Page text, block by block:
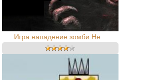
Игра нападение зомби He...